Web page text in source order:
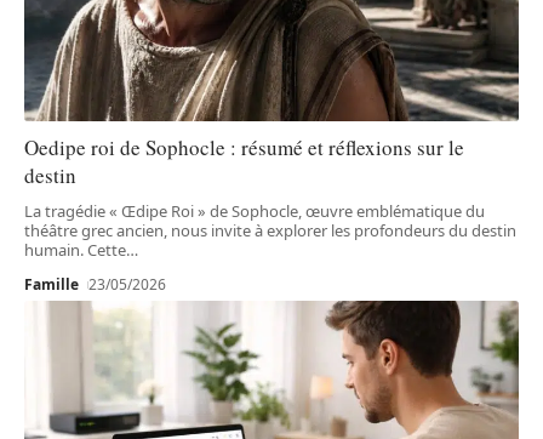
Oedipe roi de Sophocle : résumé et réflexions sur le
destin
La tragédie « Œdipe Roi » de Sophocle, œuvre emblématique du
théâtre grec ancien, nous invite à explorer les profondeurs du destin
humain. Cette…
Famille 23/05/2026